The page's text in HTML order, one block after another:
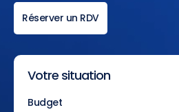
Réserver un RDV
Votre situation
Budget